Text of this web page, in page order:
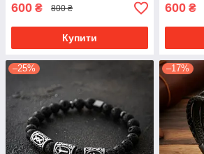
600 ₴ 800 ₴
Купити
600 ₴
–25% –17%